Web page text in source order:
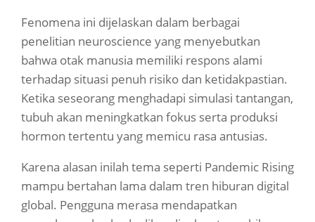
Fenomena ini dijelaskan dalam berbagai
penelitian neuroscience yang menyebutkan
bahwa otak manusia memiliki respons alami
terhadap situasi penuh risiko dan ketidakpastian.
Ketika seseorang menghadapi simulasi tantangan,
tubuh akan meningkatkan fokus serta produksi
hormon tertentu yang memicu rasa antusias.
Karena alasan inilah tema seperti Pandemic Rising
mampu bertahan lama dalam tren hiburan digital
global. Pengguna merasa mendapatkan